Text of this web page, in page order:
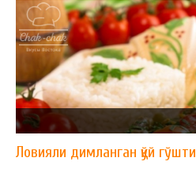
Ловияли димланган қўй гўшти